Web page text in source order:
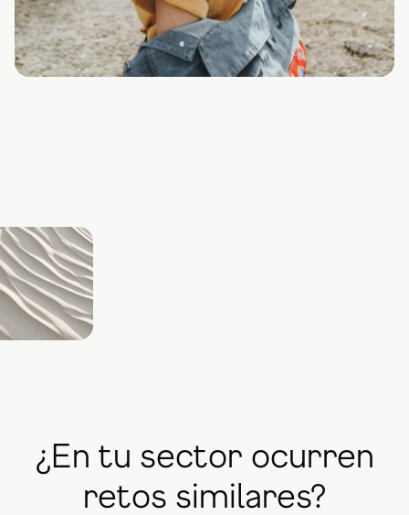
¿En tu sector ocurren
retos similares?